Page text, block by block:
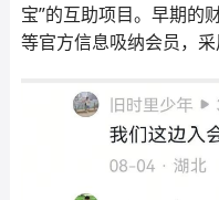
宝”的互助项目。早期的
等官方信息吸纳会员，采